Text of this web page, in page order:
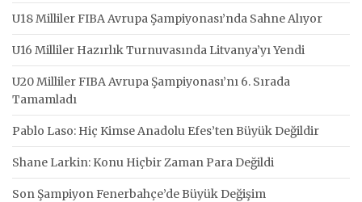
U18 Milliler FIBA Avrupa Şampiyonası’nda Sahne Alıyor
U16 Milliler Hazırlık Turnuvasında Litvanya’yı Yendi
U20 Milliler FIBA Avrupa Şampiyonası’nı 6. Sırada
Tamamladı
Pablo Laso: Hiç Kimse Anadolu Efes’ten Büyük Değildir
Shane Larkin: Konu Hiçbir Zaman Para Değildi
Son Şampiyon Fenerbahçe’de Büyük Değişim